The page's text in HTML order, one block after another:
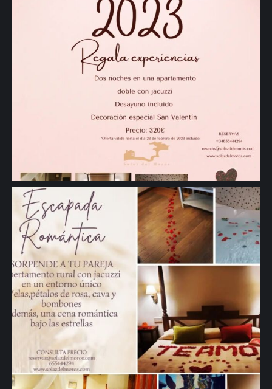
🖱 www.solazdelmoros.com #sanvalentin #regalosespeciales
#regalos #Romantic #turismorural #casarural #Segovia #viajes" aria-
hidden="true">